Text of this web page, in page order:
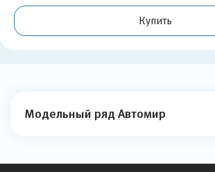
Купить
Модельный ряд Автомир